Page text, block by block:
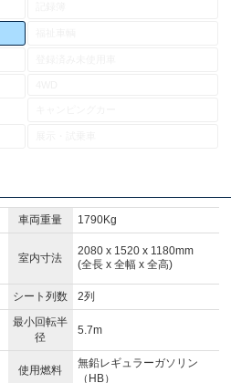
車両重量 1790Kg
室内寸法
2080 x 1520 x 1180mm
(全長 x 全幅 x 全高)
シート列数
2列
最小回転半
径
5.7m
使用燃料
無鉛レギュラーガソリン
（HB）